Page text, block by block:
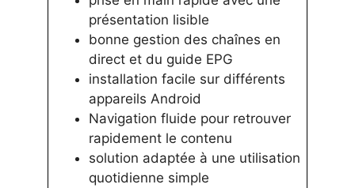
présentation lisible
bonne gestion des chaînes en
direct et du guide EPG
installation facile sur différents
appareils Android
Navigation fluide pour retrouver
rapidement le contenu
solution adaptée à une utilisation
quotidienne simple